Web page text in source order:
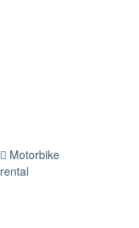
Motorbike
rental